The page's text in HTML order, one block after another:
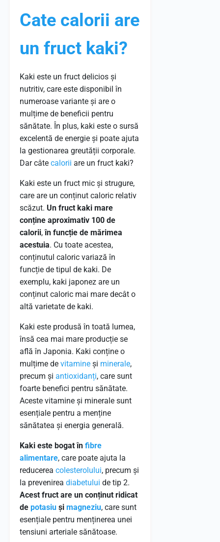
Cate calorii are
un fruct kaki?
Kaki este un fruct delicios și
nutritiv, care este disponibil în
numeroase variante și are o
mulțime de beneficii pentru
sănătate. În plus, kaki este o sursă
excelentă de energie și poate ajuta
la gestionarea greutății corporale.
Dar câte calorii are un fruct kaki?
Kaki este un fruct mic și strugure,
care are un conținut caloric relativ
scăzut. Un fruct kaki mare
conține aproximativ 100 de
calorii,în funcție de mărimea
acestuia. Cu toate acestea,
conținutul caloric variază în
funcție de tipul de kaki. De
exemplu, kaki japonez are un
conținut caloric mai mare decât o
altă varietate de kaki.
Kaki este produsă în toată lumea,
însă cea mai mare producție se
află în Japonia. Kaki conține o
mulțime de vitamine și minerale,
precum și antioxidanți, care sunt
foarte benefici pentru sănătate.
Aceste vitamine și minerale sunt
esențiale pentru a menține
sănătatea și energia generală.
Kaki este bogat în fibre
alimentare, care poate ajuta la
reducerea colesterolului, precum și
la prevenirea diabetului de tip 2.
Acest fruct are un conținut ridicat
de potasiu și magneziu, care sunt
esențiale pentru menținerea unei
tensiuni arteriale sănătoase.